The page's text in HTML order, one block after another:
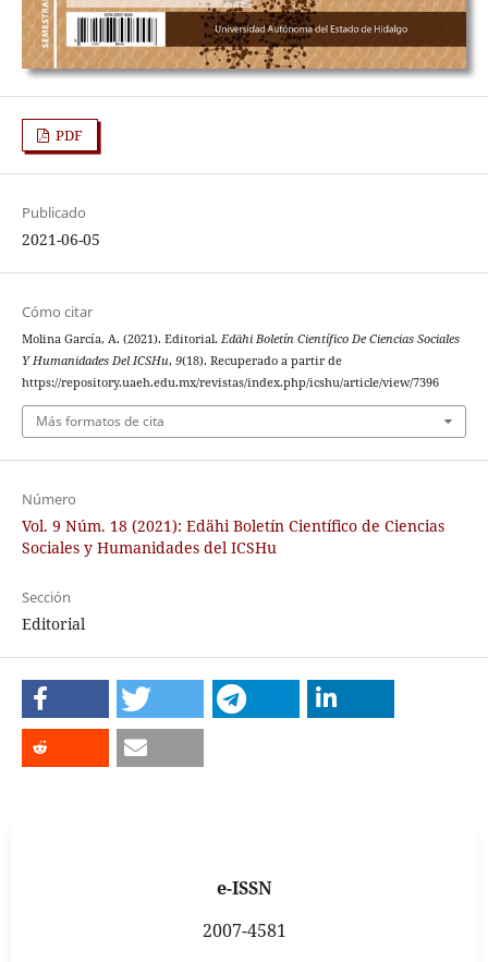
PDF
Publicado
2021-06-05
Cómo citar
Molina García, A. (2021). Editorial. Edähi Boletín Científico De Ciencias Sociales
Y Humanidades Del ICSHu, 9(18). Recuperado a partir de
https://repository.uaeh.edu.mx/revistas/index.php/icshu/article/view/7396
Más formatos de cita
Número
Vol. 9 Núm. 18 (2021): Edähi Boletín Científico de Ciencias
Sociales y Humanidades del ICSHu
Sección
Editorial
e-ISSN
2007-4581